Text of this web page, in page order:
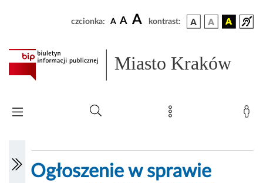
czcionka: A A A kontrast:
Miasto Kraków
Ogłoszenie w sprawie